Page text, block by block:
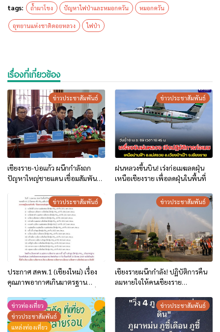
tags: ถ้ำผาโขง ปัญหาไฟป่าและหมอกควัน หมอกควัน
อุทยานแห่งชาติดอยหลวง ไฟป่า
เรื่องที่เกี่ยวข้อง
ข่าวประชาสัมพันธ์
เชียงราย-บ่อแก้ว ผนึกกำลังถก
ปัญหาใหญ่ชายแดน เชื่อมสัมพันธ์
ข่าวประชาสัมพันธ์
ฝนหลวงขึ้นบิน! เร่งก่อเมฆลดฝุ่น
เหนือเชียงราย เพื่อลดฝุ่นในพื้นที่
ข่าวประชาสัมพันธ์
ประกาศ สคพ.1 (เชียงใหม่) เรื่อง
คุณภาพอากาศเกินมาตรฐาน
(6/2569) วันที่ 1 เม.ย.69
ข่าวประชาสัมพันธ์
เชียงรายผนึกกำลัง! ปฏิบัติการคืน
ลมหายใจให้คนเชียงราย
ข่าวท่องเที่ยว
ข่าวประชาสัมพันธ์
แหล่งท่องเที่ยว
ข่าวประชาสัมพันธ์